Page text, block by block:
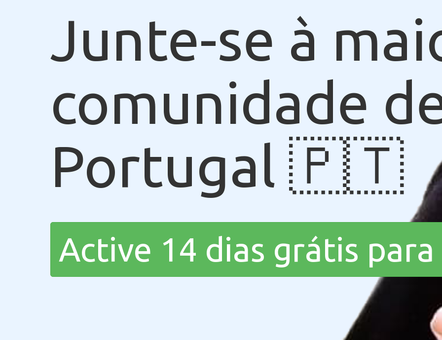
Junte-se à
comunidade
Portugal 🇵🇹
Active 14 dias grátis